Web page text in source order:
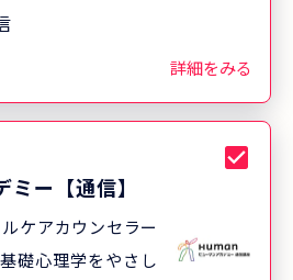
詳細をみる
ー【通信】
ケアカウンセラー
礎心理学をやさし